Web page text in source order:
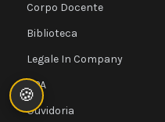
Corpo Docente
Biblioteca
Legale In Company
CPA
Ouvidoria
🍪